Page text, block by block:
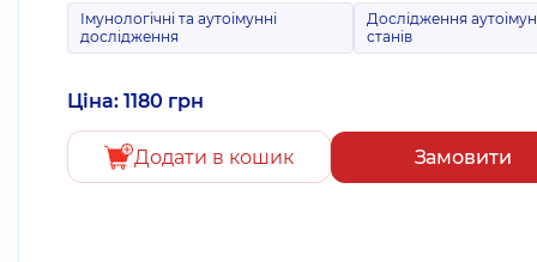
Імунологічні та аутоімунні
дослідження
Дослідження
станів
Ціна: 1180 грн
Додати в кошик Замовити